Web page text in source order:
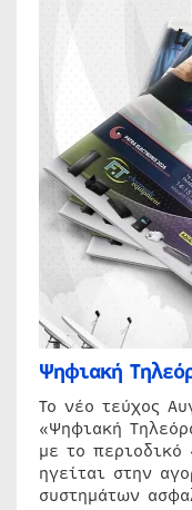
Ψηφιακή
Το νέο τεύχος
«Ψηφιακή
με το
ηγείται στην
συστημάτων